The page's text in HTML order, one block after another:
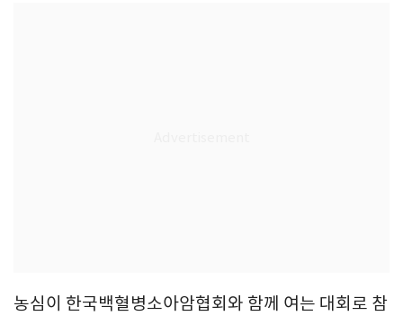
농심이 한국백혈병소아암협회와 함께 여는 대회로 참